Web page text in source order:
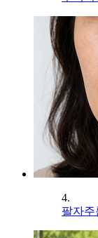
4.
팔자주